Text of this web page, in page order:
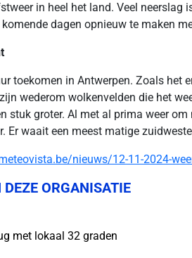
in heel het land. Veel
dagen opnieuw te maken
toekomen in Antwerpen. Zoals het
wederom wolkenvelden die het
stuk groter. Al met al prima weer
Er waait een meest matige
nieuws/12-11-2024-
ORGANISATIE
met lokaal 32 graden